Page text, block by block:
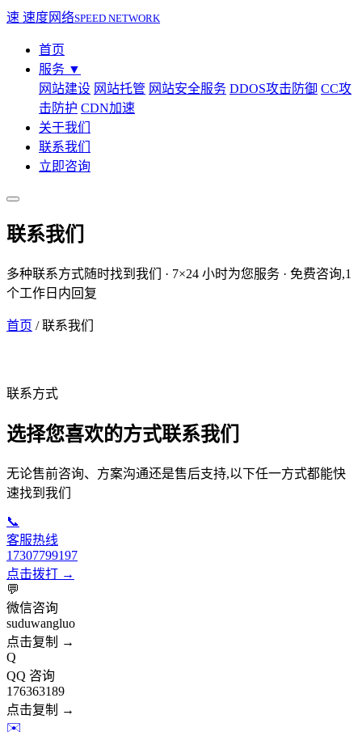
速 速度网络SPEED NETWORK
首页
服务 ▼
网站建设 网站托管 网站安全服务 DDOS攻击防御 CC攻
击防护 CDN加速
关于我们
联系我们
立即咨询
联系我们
多种联系方式随时找到我们 · 7×24 小时为您服务 · 免费咨询,1
个工作日内回复
首页 / 联系我们
联系方式
选择您喜欢的方式联系我们
无论售前咨询、方案沟通还是售后支持,以下任一方式都能快
速找到我们
📞
客服热线
17307799197
点击拨打 →
💬
微信咨询
suduwangluo
点击复制 →
Q
QQ 咨询
176363189
点击复制 →
✉️